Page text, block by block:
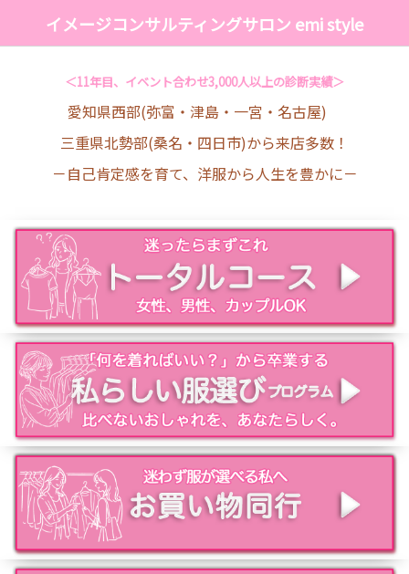
イメージコンサルティングサロン emi style
＜11年目、イベント合わせ3,000人以上の診断実績＞
愛知県西部(弥富・津島・一宮・名古屋)
三重県北勢部(桑名・四日市)から来店多数！
－自己肯定感を育て、洋服から人生を豊かに－